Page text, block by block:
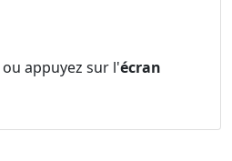
ou appuyez sur l'écran